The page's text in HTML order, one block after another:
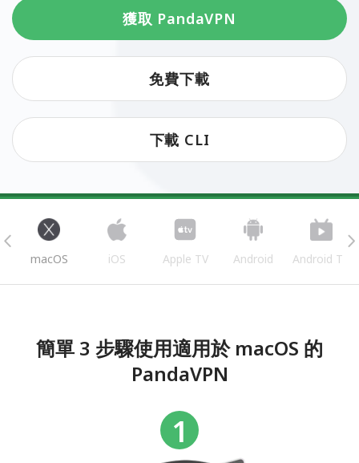
獲取 PandaVPN
免費下載
下載 CLI
macOS iOS Apple TV Android Android TV
簡單 3 步驟使用適用於 macOS 的
PandaVPN